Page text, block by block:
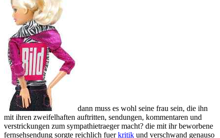
dann muss es wohl seine frau sein, die ihn
mit ihren zweifelhaften auftritten, sendungen, kommentaren und
verstrickungen zum sympathietraeger macht? die mit ihr beworbene
fernsehsendung sorgte reichlich fuerkritik und verschwand genauso